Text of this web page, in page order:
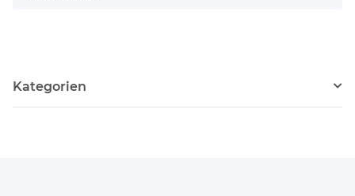
Kategorien